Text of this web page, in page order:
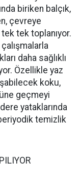
biriken balçık,
çevreye
tek toplanıyor.
daha sağlıklı
Özellikle yaz
koku,
geçmeyi
yataklarında
temizlik